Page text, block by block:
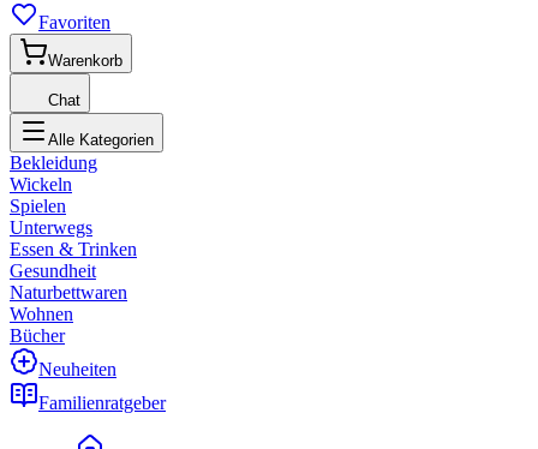
Favoriten
Warenkorb
Chat
Alle Kategorien
Bekleidung
Wickeln
Spielen
Unterwegs
Essen & Trinken
Gesundheit
Naturbettwaren
Wohnen
Bücher
Neuheiten
Familienratgeber